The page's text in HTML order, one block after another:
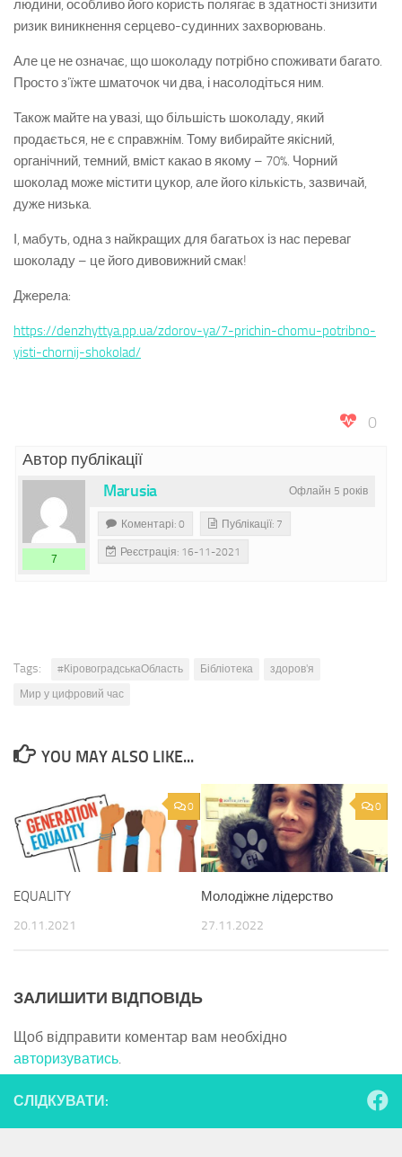
людини, особливо його користь полягає в здатності знизити
ризик виникнення серцево-судинних захворювань.
Але це не означає, що шоколаду потрібно споживати багато.
Просто з’їжте шматочок чи два, і насолодіться ним.
Також майте на увазі, що більшість шоколаду, який
продається, не є справжнім. Тому вибирайте якісний,
органічний, темний, вміст какао в якому – 70%. Чорний
шоколад може містити цукор, але його кількість, зазвичай,
дуже низька.
І, мабуть, одна з найкращих для багатьох із нас переваг
шоколаду – це його дивовижний смак!
Джерела:
https://denzhyttya.pp.ua/zdorov-ya/7-prichin-chomu-potribno-
yisti-chornij-shokolad/
0
Автор публікації
Офлайн 5 років
Marusia
7
Коментарі: 0 Публікації: 7
Реєстрація: 16-11-2021
Tags: #КіровоградськаОбласть Бібліотека
здоров'я
Мир у цифровий час
YOU MAY ALSO LIKE...
0
EQUALITY
20.11.2021
0
Молодіжне лідерство
27.11.2022
ЗАЛИШИТИ ВІДПОВІДЬ
Щоб відправити коментар вам необхідно
авторизуватись.
СЛІДКУВАТИ: